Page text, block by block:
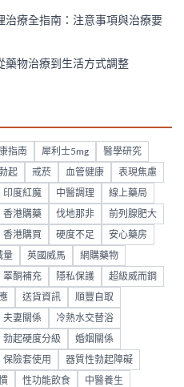
治療全指南：注意事項與治療要
藥物治療到生活方式調整
指南 犀利士5mg 醫學研究
起 戒菸 血管健康 表現焦慮
印度紅魔 中醫調理 線上藥局
香港購藥 伐地那非 前列腺肥大
香港購買 硬度不足 安心藥房
量 英國威馬 網購藥物
睪酮補充 隱私保護 超級威而鋼
送貨資訊 順豐自取
夫妻關係 冷熱水交替浴
勃起硬度分級 婚姻關係
保險套使用 器質性勃起障礙
性功能飲食 中醫養生